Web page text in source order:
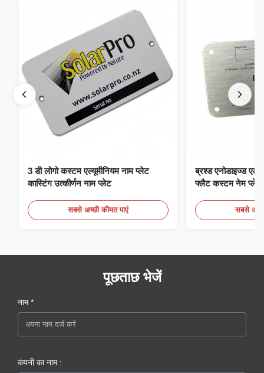
3 डी लोगो कस्टम एल्यूमीनियम नाम प्लेट
कास्टिंग उत्कीर्णन नाम प्लेट
सबसे अच्छी कीमत पाएं
ब्रश्ड एनोडाइज्ड
फ्लैट कस्टम नेम प्लेट
सबसे
पूछताछ भेजें
नाम *
कंपनी का नाम :